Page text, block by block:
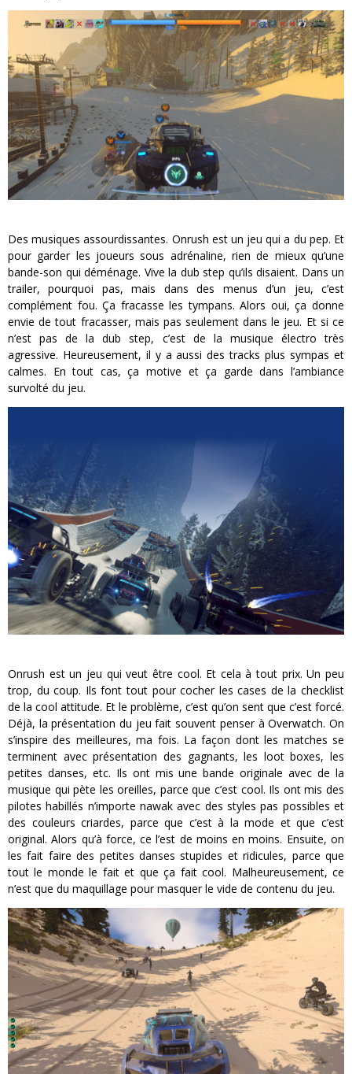
Des musiques assourdissantes. Onrush est un jeu qui a du pep. Et
pour garder les joueurs sous adrénaline, rien de mieux qu’une
bande-son qui déménage. Vive la dub step qu’ils disaient. Dans un
trailer, pourquoi pas, mais dans des menus d’un jeu, c’est
complément fou. Ça fracasse les tympans. Alors oui, ça donne
envie de tout fracasser, mais pas seulement dans le jeu. Et si ce
n’est pas de la dub step, c’est de la musique électro très
agressive. Heureusement, il y a aussi des tracks plus sympas et
calmes. En tout cas, ça motive et ça garde dans l’ambiance
survolté du jeu.
Onrush est un jeu qui veut être cool. Et cela à tout prix. Un peu
trop, du coup. Ils font tout pour cocher les cases de la checklist
de la cool attitude. Et le problème, c’est qu’on sent que c’est forcé.
Déjà, la présentation du jeu fait souvent penser à Overwatch. On
s’inspire des meilleures, ma fois. La façon dont les matches se
terminent avec présentation des gagnants, les loot boxes, les
petites danses, etc. Ils ont mis une bande originale avec de la
musique qui pète les oreilles, parce que c’est cool. Ils ont mis des
pilotes habillés n’importe nawak avec des styles pas possibles et
des couleurs criardes, parce que c’est à la mode et que c’est
original. Alors qu’à force, ce l’est de moins en moins. Ensuite, on
les fait faire des petites danses stupides et ridicules, parce que
tout le monde le fait et que ça fait cool. Malheureusement, ce
n’est que du maquillage pour masquer le vide de contenu du jeu.